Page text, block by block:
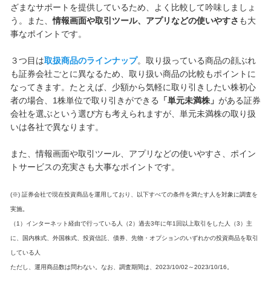
ざまなサポートを提供しているため、よく比較して吟味しましょ
う。また、情報画面や取引ツール、アプリなどの使いやすさ も大
事なポイントです。
３つ目は取扱商品のラインナップ。取り扱っている商品の顔ぶれ
も証券会社ごとに異なるため、取り扱い商品の比較もポイントに
なってきます。たとえば、少額から気軽に取り引きしたい株初心
者の場合、1株単位で取り引きができる
「単元未満株」 がある証券
会社を選ぶという選び方も考えられますが、単元未満株の取り扱
いは各社で異なります。
また、情報画面や取引ツール、アプリなどの使いやすさ、ポイン
トサービスの充実さも大事なポイントです。
(※) 証券会社で現在投資商品を運用しており、以下すべての条件を満たす人を対象に調査を
実施。
（1）インターネット経由で行っている人（2）過去3年に年1回以上取引をした人（3）主
に、国内株式、外国株式、投資信託、債券、先物・オプションのいずれかの投資商品を取引
している人
ただし、運用商品数は問わない。なお、調査期間は、2023/10/02～2023/10/16。